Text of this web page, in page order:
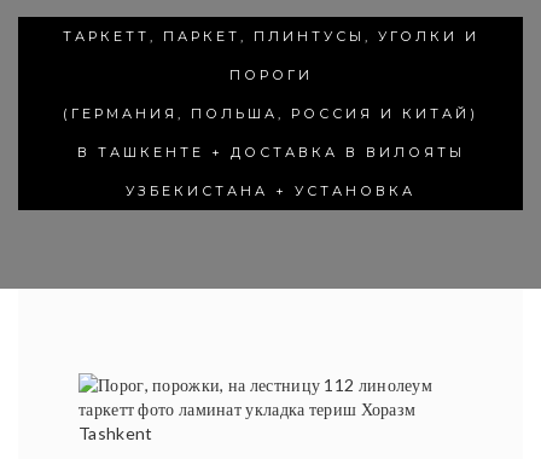
ТАРКЕТТ, ПАРКЕТ, ПЛИНТУСЫ, УГОЛКИ И
ПОРОГИ
(ГЕРМАНИЯ, ПОЛЬША, РОССИЯ И КИТАЙ)
В ТАШКЕНТЕ + ДОСТАВКА В ВИЛОЯТЫ
УЗБЕКИСТАНА + УСТАНОВКА